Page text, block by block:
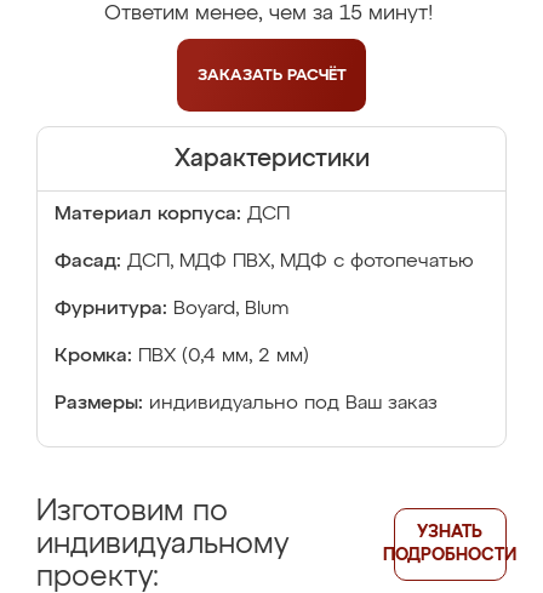
Ответим менее, чем за 15 минут!
ЗАКАЗАТЬ РАСЧЁТ
Характеристики
Материал корпуса: ДСП
Фасад: ДСП, МДФ ПВХ, МДФ с фотопечатью
Фурнитура: Boyard, Blum
Кромка: ПВХ (0,4 мм, 2 мм)
Размеры: индивидуально под Ваш заказ
Изготовим по
индивидуальному
проекту:
УЗНАТЬ
ПОДРОБНОСТИ